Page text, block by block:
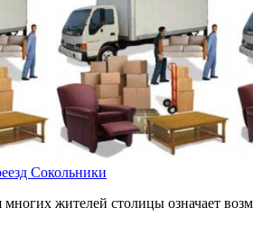
Сокольники
жителей столицы означает